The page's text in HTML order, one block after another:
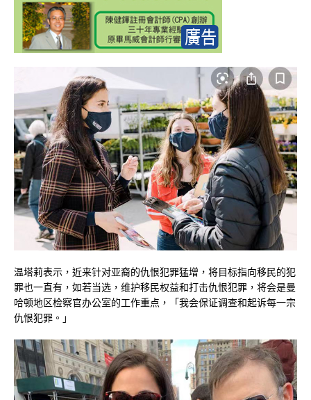
温塔莉表示，近来针对亚裔的仇恨犯罪猛增，将目标指向移民的犯
罪也一直有，如若当选，维护移民权益和打击仇恨犯罪，将会是曼
哈顿地区检察官办公室的工作重点，「我会保证调查和起诉每一宗
仇恨犯罪。」